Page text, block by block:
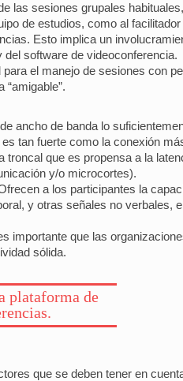
las sesiones grupales
de estudios, como al
Esto implica un
software de videoconferencia.
el manejo de sesiones con
ancho de banda lo
tan fuerte como la conexión
que es propensa a la
y/o microcortes).
a los participantes la
y otras señales no verbales,
importante que las
sólida.
plataforma de
que se deben tener en